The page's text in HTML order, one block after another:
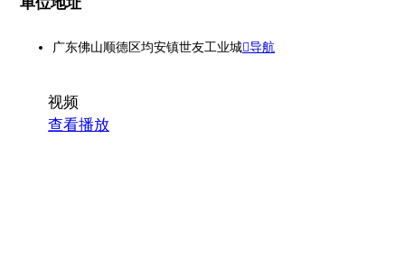
广东佛山顺德区均安镇世友工业城导航
视频
查看播放